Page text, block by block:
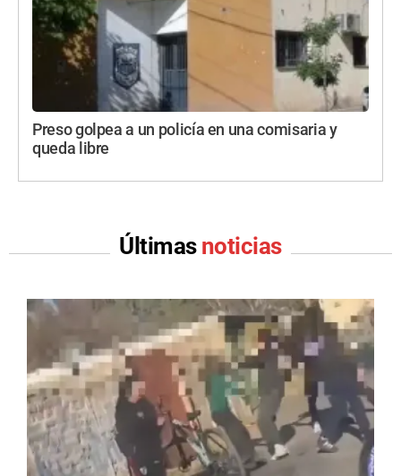
Preso golpea a un policía en una comisaria y
queda libre
Últimas noticias